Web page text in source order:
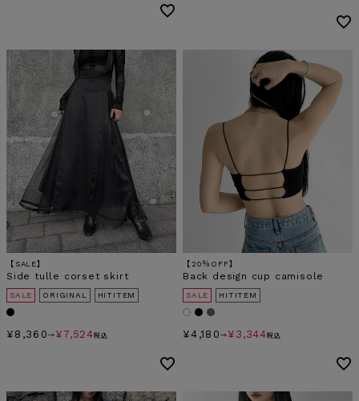
【SALE】
Side tulle corset skirt
SALE ORIGINAL HITITEM
¥ 8,360 → ¥ 7,524税込
【20％OFF】
Back design cup camisole
SALE HITITEM
¥4,180 → ¥ 3,344税込